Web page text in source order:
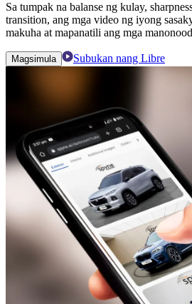
Sa tumpak na balanse ng kulay,
transition, ang mga video ng iyong
makuha at mapanatili ang mga
Magsimula Subukan nang Libre